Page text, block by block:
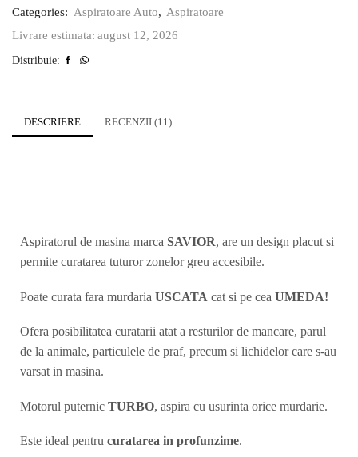
Categories: Aspiratoare Auto, Aspiratoare
Livrare estimata: august 12, 2026
Distribuie:
DESCRIERE RECENZII (11)
Aspiratorul de masina marca SAVIOR, are un design placut si
permite curatarea tuturor zonelor greu accesibile.
Poate curata fara murdaria USCATA cat si pe cea UMEDA!
Ofera posibilitatea curatarii atat a resturilor de mancare, parul
de la animale, particulele de praf, precum si lichidelor care s-au
varsat in masina.
Motorul puternic TURBO, aspira cu usurinta orice murdarie.
Este ideal pentru curatarea in profunzime.